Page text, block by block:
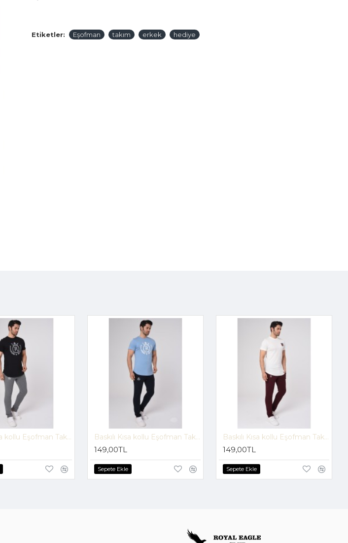
Etiketler: Eşofman takım erkek hediye
Baskılı Kısa kollu Eşofman Takım (Lacivert-Gri) -1697 Baskılı Kısa kollu Eşofman Takım (Mavi-Lacivert) -1697
149,00TL
Sepete Ekle
Baskılı Kısa kollu Eşofman Takım (Beyaz-Bordo) -1700
149,00TL
Sepete Ekle